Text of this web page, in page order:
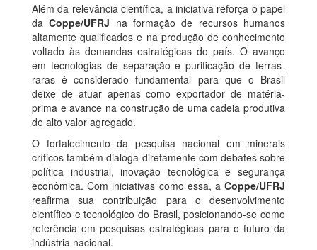
Além da relevância científica, a iniciativa reforça o papel
da Coppe/UFRJ na formação de recursos humanos
altamente qualificados e na produção de conhecimento
voltado às demandas estratégicas do país. O avanço
em tecnologias de separação e purificação de terras-
raras é considerado fundamental para que o Brasil
deixe de atuar apenas como exportador de matéria-
prima e avance na construção de uma cadeia produtiva
de alto valor agregado.
O fortalecimento da pesquisa nacional em minerais
críticos também dialoga diretamente com debates sobre
política industrial, inovação tecnológica e segurança
econômica. Com iniciativas como essa, a Coppe/UFRJ
reafirma sua contribuição para o desenvolvimento
científico e tecnológico do Brasil, posicionando-se como
referência em pesquisas estratégicas para o futuro da
indústria nacional.